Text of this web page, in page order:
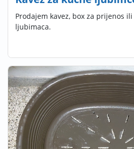
Prodajem kavez, box za prijenos
ljubimaca.